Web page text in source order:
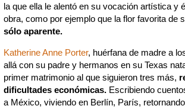
la que ella le alentó en su vocación artística y
obra, como por ejemplo que la flor favorita de
sólo aparente.
Katherine Anne Porter, huérfana de madre a
allá con su padre y hermanos en su Texas
primer matrimonio al que siguieron tres más,
dificultades económicas. Escribiendo
a México, viviendo en Berlín, París,